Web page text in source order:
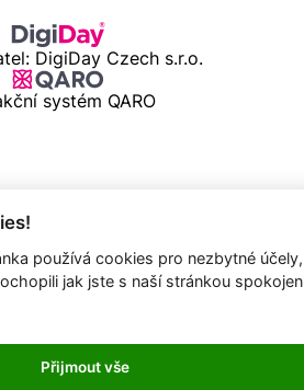
DigiDay Czech s.r.o.
systém QARO
používá cookies pro nezbytné účely,
jak jste s naší stránkou
Přijmout vše